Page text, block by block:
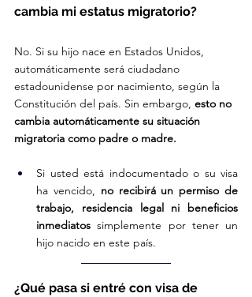
cambia mi estatus migratorio?
No. Si su hijo nace en Estados Unidos,
automáticamente será ciudadano
estadounidense por nacimiento, según la
Constitución del país. Sin embargo, esto no
cambia automáticamente su situación
migratoria como padre o madre.
Si usted está indocumentado o su visa
ha vencido, no recibirá un permiso de
trabajo, residencia legal ni beneficios
inmediatos simplemente por tener un
hijo nacido en este país.
¿Qué pasa si entré con visa de